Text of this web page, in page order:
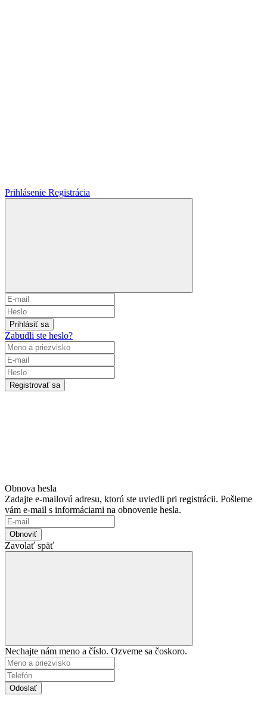
Prihlásenie Registrácia
Prihlásiť sa
Zabudli ste heslo?
Registrovať sa
Obnova hesla
Zadajte e-mailovú adresu, ktorú ste uviedli pri registrácii. Pošleme
vám e-mail s informáciami na obnovenie hesla.
Obnoviť
Zavolať späť
Nechajte nám meno a číslo. Ozveme sa čoskoro.
Odoslať